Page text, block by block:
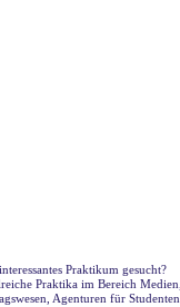
Praktikum gesucht?
Praktika im Bereich
Agenturen für